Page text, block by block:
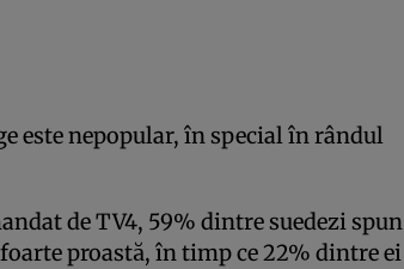
este nepopular, în special în rândul
de TV4, 59% dintre suedezi spun
proastă, în timp ce 22% dintre ei